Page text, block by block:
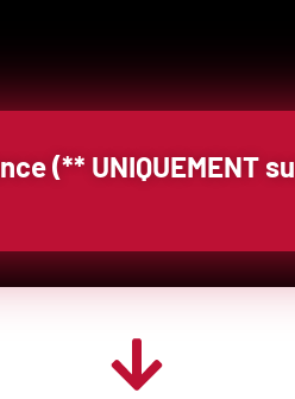
(** UNIQUEMENT